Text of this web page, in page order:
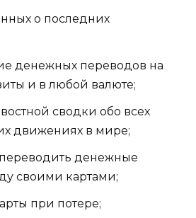
о последних
денежных переводов на
и в любой валюте;
сводки обо всех
движениях в мире;
денежные
своими картами;
при потере;